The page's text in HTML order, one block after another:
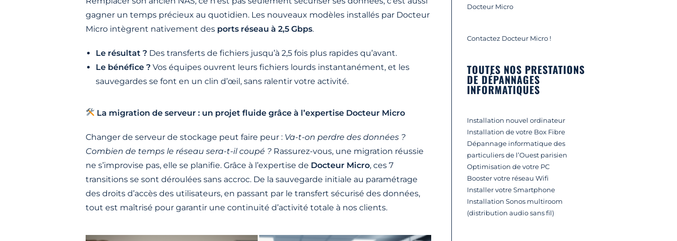
gagner un temps précieux au quotidien. Les nouveaux modèles installés par Docteur
Micro intègrent nativement des ports réseau à 2,5 Gbps.
Le résultat ? Des transferts de fichiers jusqu’à 2,5 fois plus rapides qu’avant.
Le bénéfice ? Vos équipes ouvrent leurs fichiers lourds instantanément, et les
sauvegardes se font en un clin d’œil, sans ralentir votre activité.
La migration de serveur : un projet fluide grâce à l’expertise Docteur Micro
Changer de serveur de stockage peut faire peur : Va-t-on perdre des données ?
Combien de temps le réseau sera-t-il coupé ? Rassurez-vous, une migration réussie
ne s’improvise pas, elle se planifie. Grâce à l’expertise de Docteur Micro, ces 7
transitions se sont déroulées sans accroc. De la sauvegarde initiale au paramétrage
des droits d’accès des utilisateurs, en passant par le transfert sécurisé des données,
tout est maîtrisé pour garantir une continuité d’activité totale à nos clients.
Docteur Micro
Contactez Docteur Micro !
TOUTES NOS PRESTATIONS
DE DÉPANNAGES
INFORMATIQUES
Installation nouvel ordinateur
Installation de votre Box Fibre
Dépannage informatique des
particuliers de l’Ouest parisien
Optimisation de votre PC
Booster votre réseau Wifi
Installer votre Smartphone
Installation Sonos multiroom
(distribution audio sans fil)